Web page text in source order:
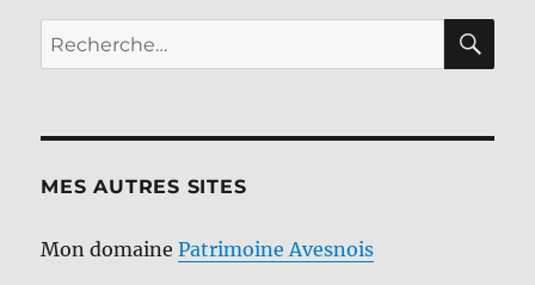
Recherche
pour :
MES AUTRES SITES
Mon domainePatrimoine Avesnois